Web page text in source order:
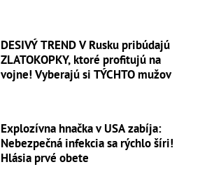
DESIVÝ TREND V Rusku pribúdajú
ZLATOKOPKY, ktoré profitujú na
vojne! Vyberajú si TÝCHTO mužov
Explozívna hnačka v USA zabíja:
Nebezpečná infekcia sa rýchlo šíri!
Hlásia prvé obete